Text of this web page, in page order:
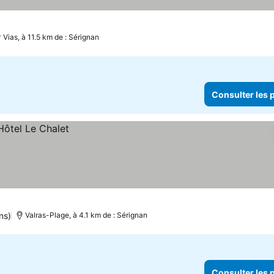
Vias, à 11.5 km de : Sérignan
Consulter les
Valras-Plage, à 4.1 km de : Sérignan